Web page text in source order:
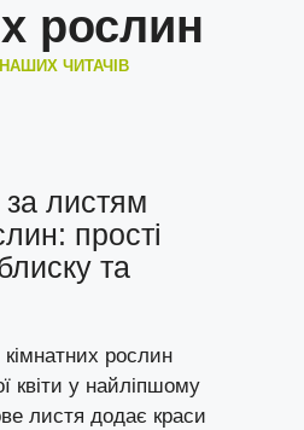
рослин
ЧИТАЧІВ
листям
прості
та
рослин
квіти у найліпшому
листя додає краси